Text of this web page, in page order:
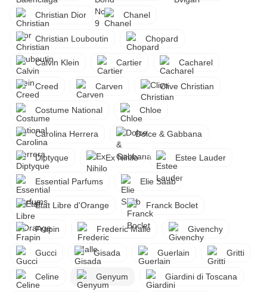
Christian Dior Chanel
Christian Louboutin Chopard
Calvin Klein Cartier Cacharel
Creed Carven Clive Christian
Costume National Chloe
Carolina Herrera Dolce & Gabbana
Diptyque Ex Nihilo Estee Lauder
Essential Parfums Elie Saab
Etat Libre d'Orange Franck Boclet
Frapin Frederic Malle Givenchy
Gucci Gisada Guerlain Gritti
Celine Genyum Giardini di Toscana